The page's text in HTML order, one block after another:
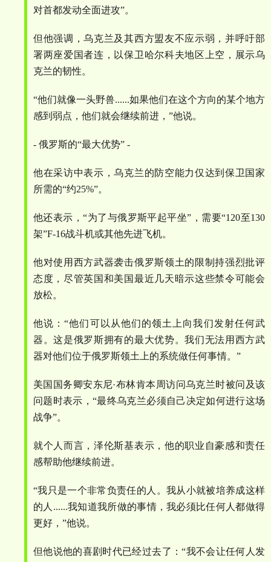
对首都发动全面进攻”。
但他强调，乌克兰及其西方盟友不应示弱，并呼吁部
署两座爱国者连，以保卫哈尔科夫地区上空，展示乌
克兰的韧性。
“他们就像一头野兽......如果他们在这个方向的某个地方
感到弱点，他们就会继续前进， ”他说。
- 俄罗斯的“最大优势” -
他在采访中表示，乌克兰的防空能力仅达到保卫国家
所需的“约25%”。
他还表示，“为了与俄罗斯平起平坐” ，需要“120至130
架”F-16战斗机或其他先进飞机。
他对使用西方武器袭击俄罗斯领土的限制持强烈批评
态度，尽管英国和美国最近几天暗示这些禁令可能会
放松。
他说：“他们可以从他们的领土上向我们发射任何武
器。这是俄罗斯拥有的最大优势。我们无法用西方武
器对他们位于俄罗斯领土上的系统做任何事情。 ”
美国国务卿安东尼·布林肯本周访问乌克兰时被问及该
问题时表示，“最终乌克兰必须自己决定如何进行这场
战争”。
就个人而言，泽伦斯基表示，他的职业自豪感和责任
感帮助他继续前进。
“我只是一个非常负责任的人。我从小就被培养成这样
的人 ......我知道我所做的事情，我必须比任何人都做得
更好， ”他说。
但他说他的喜剧时代已经过去了：“我不会让任何人发